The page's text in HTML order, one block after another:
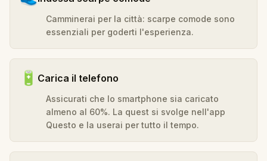
Camminerai per la città: scarpe comode sono
essenziali per goderti l'esperienza.
🔋 Carica il telefono
Assicurati che lo smartphone sia caricato
almeno al 60%. La quest si svolge nell'app
Questo e la userai per tutto il tempo.